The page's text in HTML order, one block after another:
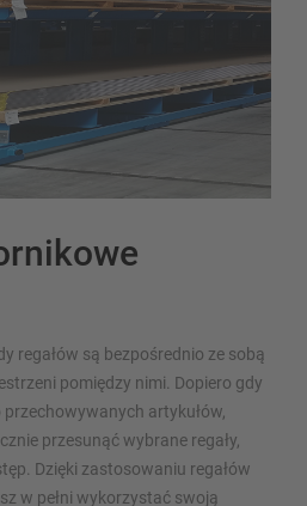
regałów są bezpośrednio ze sobą
pomiędzy nimi. Dopiero gdy
artykułów,
przesunąć wybrane regały,
Dzięki zastosowaniu regałów
w pełni wykorzystać swoją